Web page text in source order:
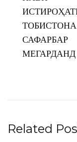
ТОБИСТОНА
САФАРБАР
МЕГАРДАНД
Related